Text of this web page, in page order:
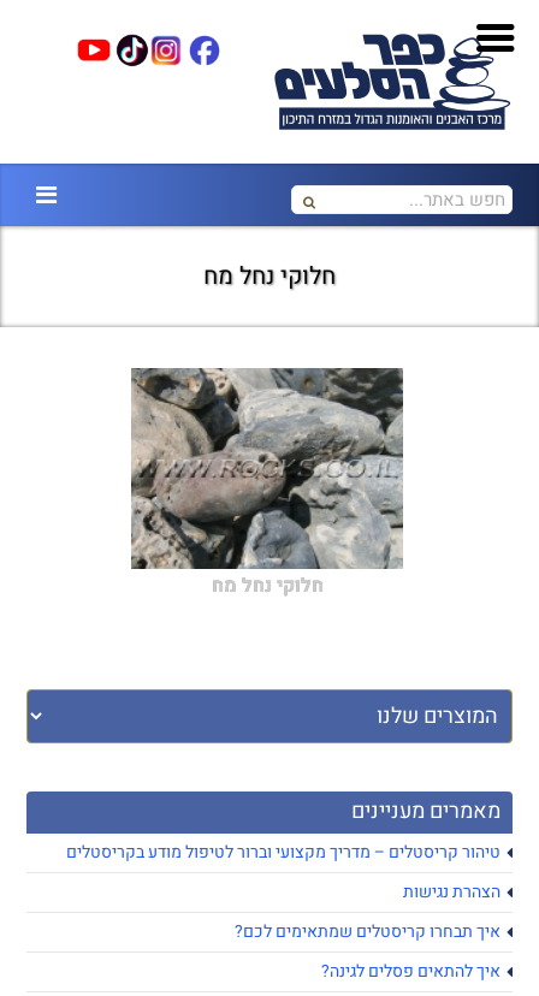
חלוקי נחל מח
מאמרים מעניינים
טיהור קריסטלים – מדריך מקצועי וברור לטיפול מודע בקריסטלים
הצהרת נגישות
איך תבחרו קריסטלים שמתאימים לכם?
איך להתאים פסלים לגינה?
חלוקי נחל מח